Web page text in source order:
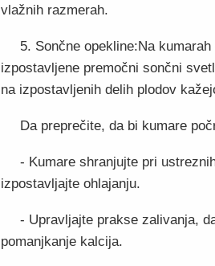
vlažnih razmerah.
5. Sončne opekline:Na
izpostavljene premočni sončni
na izpostavljenih delih plodov
Da preprečite, da bi kumare
- Kumare shranjujte pri
izpostavljajte ohlajanju.
- Upravljajte prakse zalivanja,
pomanjkanje kalcija.